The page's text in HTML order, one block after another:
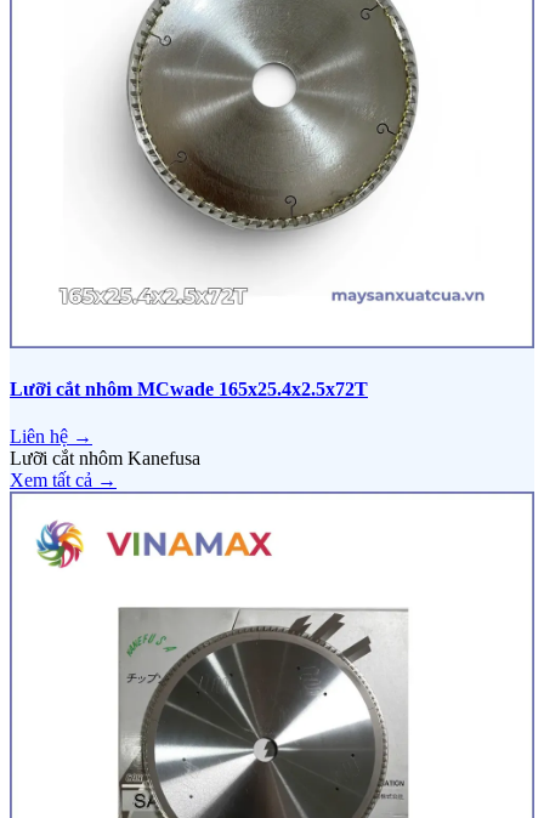
Lưỡi cắt nhôm MCwade 165x25.4x2.5x72T
Liên hệ →
Lưỡi cắt nhôm Kanefusa
Xem tất cả →